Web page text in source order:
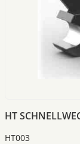
HT
HT003